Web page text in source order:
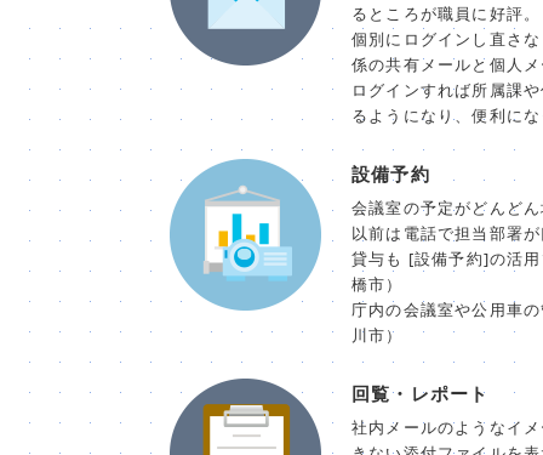
るところが職員に好評
個別にログインし直さ
係の共有メールと個人
ログインすれば所属課
るようになり、便利に
設備予約
会議室の予定がどんど
以前は電話で担当部署
貸与も [設備予約]の活
橋市）
庁内の会議室や公用車
川市）
回覧・レポート
社内メールのようなイ